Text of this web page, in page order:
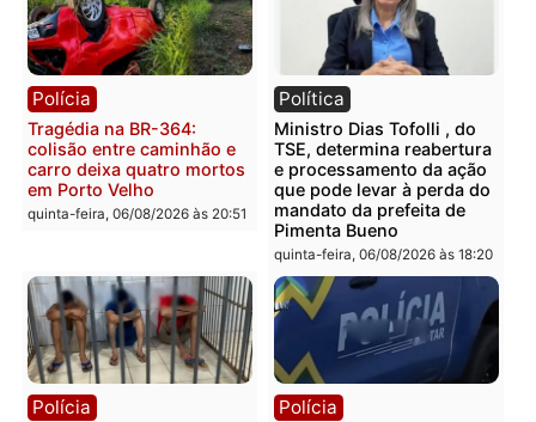
enviam cupons de desconto exclusivos por e-
mail.
Evite deixar para a última hora: mesmo com
apps, boas promoções desaparecem rápido.
receber um alerta, esteja pronto para agir.
Tecnologia a favor do
bolso e das suas milhas
Com o uso inteligente dos aplicativos certos,
passagens aéreas internacionais e nacionais torna-
uma tarefa prática, rápida e eficaz. Mais do que
alertas, essas ferramentas oferecem estratégias